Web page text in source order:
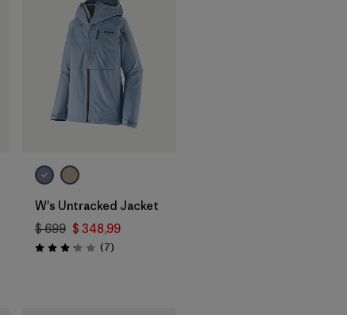
W's Untracked Jacket
$ 699 $ 348,99
Valoración: 3.1 / 5
(7Comentarios
)